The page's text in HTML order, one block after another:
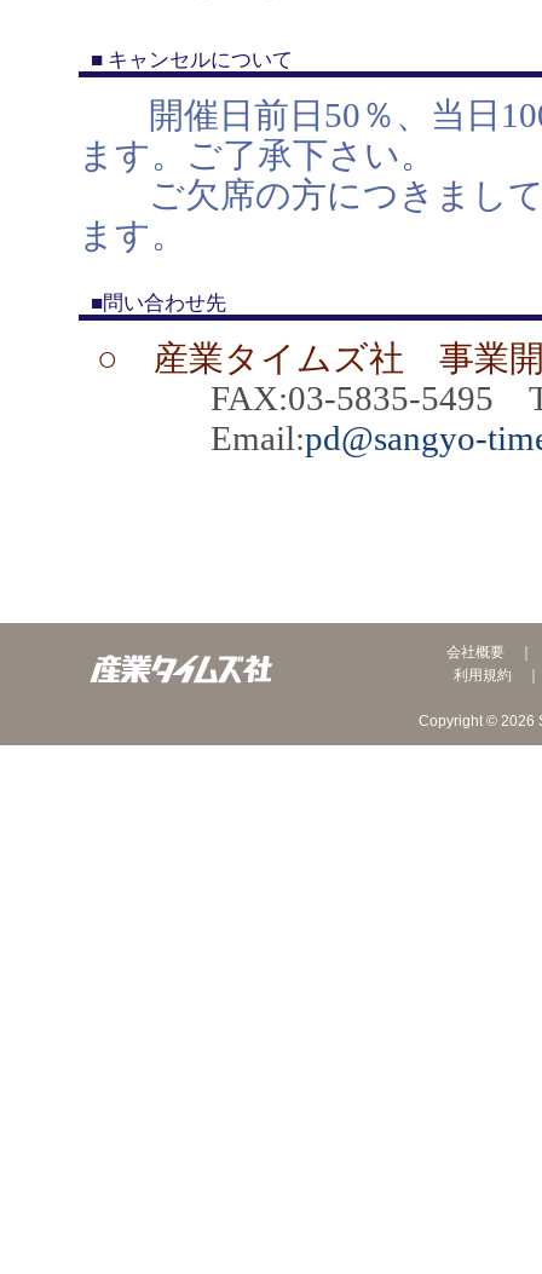
■ キャンセルについて
開催日前日50％、当日
ます。ご了承下さい。
ご欠席の方につきまして
ます。
■問い合わせ先
○ 産業タイムズ社 事業
FAX:03-5835-5495
Email:pd@sangyo-
会社概要
利用規約
Copyright © 2026